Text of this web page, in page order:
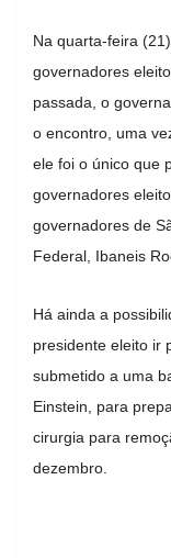
Na quarta-feira
governadores
passada, o
o encontro, uma
ele foi o único que
governadores
governadores de
Federal, Ibaneis
Há ainda a
presidente eleito ir
submetido a uma
Einstein, para
cirurgia para
dezembro.